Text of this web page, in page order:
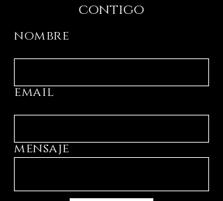
contigo
nombre
email
mensaje